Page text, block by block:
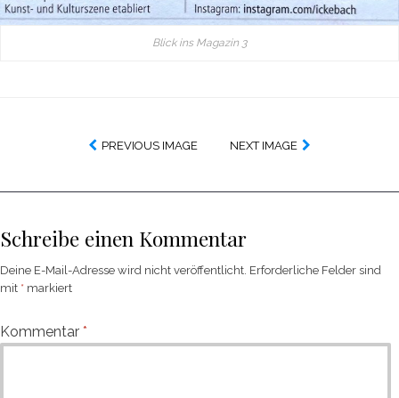
Blick ins Magazin 3
PREVIOUS IMAGE NEXT IMAGE
Schreibe einen Kommentar
Deine E-Mail-Adresse wird nicht veröffentlicht. Erforderliche Felder sind
mit * markiert
Kommentar *